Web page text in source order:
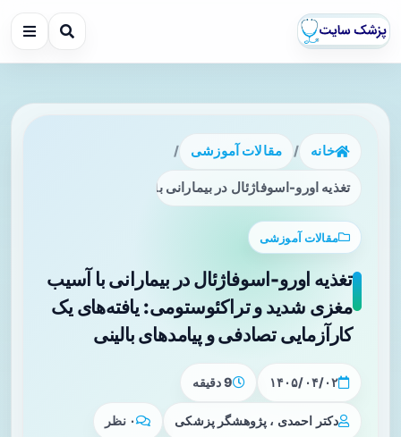
خانه / مقالات آموزشی /
تغذیه اورو-اسوفاژئال در بیمارانی با آسیب مغزی شدید و
مقالات آموزشی
تغذیه اورو-اسوفاژئال در بیمارانی با آسیب
مغزی شدید و تراکئوستومی: یافته‌های یک
کارآزمایی تصادفی و پیامدهای بالینی
۱۴۰۵/۰۴/۰۲ 9 دقیقه
دکتر احمدی ، پژوهشگر پزشکی ۰ نظر